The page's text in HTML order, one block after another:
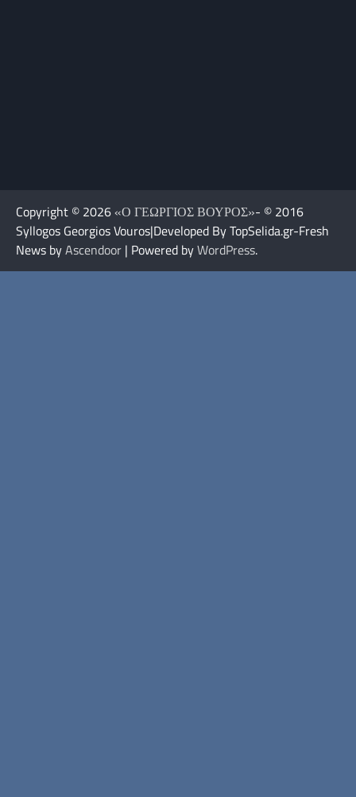
Copyright © 2026«Ο ΓΕΩΡΓΙΟΣ ΒΟΥΡΟΣ»- © 2016
Syllogos Georgios Vouros|Developed By TopSelida.gr-Fresh
News byAscendoor | Powered byWordPress.